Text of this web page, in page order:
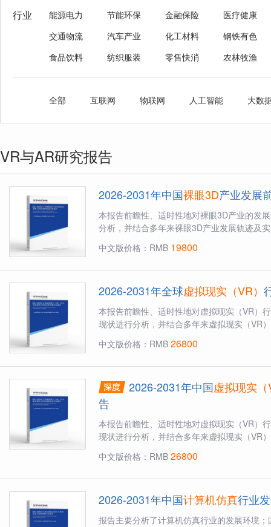
行业 能源电力 节能环保 金融保险
医疗健康
交通物流
汽车产业 化工材料
钢铁有色
食品饮料
纺织服装 零售快消 农林牧渔
全部 互联网 物联网 人工智能 大数
VR与AR研究报告
2026-2031年中国裸眼3D产业发展
本报告前瞻性、适时性地对裸眼3D产业的发
分析，并结合多年来裸眼3D产业发展轨迹及
中文版价格：RMB 19800
2026-2031年全球虚拟现实（VR）
本报告前瞻性、适时性地对虚拟现实（VR）
现状进行分析，并结合多年来虚拟现实（VR
中文版价格：RMB26800
2026-2031年中国虚拟现实
告
本报告前瞻性、适时性地对虚拟现实（VR）
现状进行分析，并结合多年来虚拟现实（VR
中文版价格：RMB26800
2026-2031年中国计算机仿真行业
报告主要分析了计算机仿真行业的发展环境